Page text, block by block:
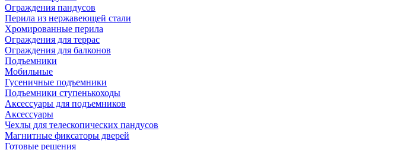
Ограждения пандусов
Перила из нержавеющей стали
Хромированные перила
Ограждения для террас
Ограждения для балконов
Подъемники
Мобильные
Гусеничные подъемники
Подъемники ступенькоходы
Аксессуары для подъемников
Аксессуары
Чехлы для телескопических пандусов
Магнитные фиксаторы дверей
Готовые решения